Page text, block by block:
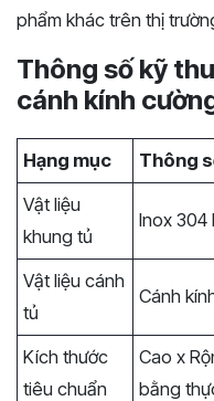
phẩm khác trên thị
Thông số kỹ
cánh kính
Hạng mục
Thông
Vật liệu
khung tủ
Inox 304
Vật liệu cánh
tủ
Cánh
Kích thước
tiêu chuẩn
Cao x
bằng